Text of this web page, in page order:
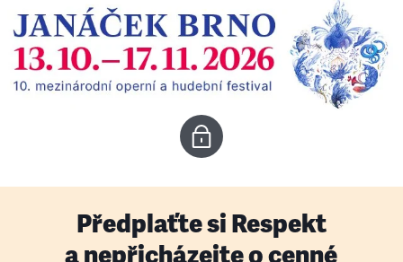
Předplaťte si Respekt
a nepřicházejte o cenné